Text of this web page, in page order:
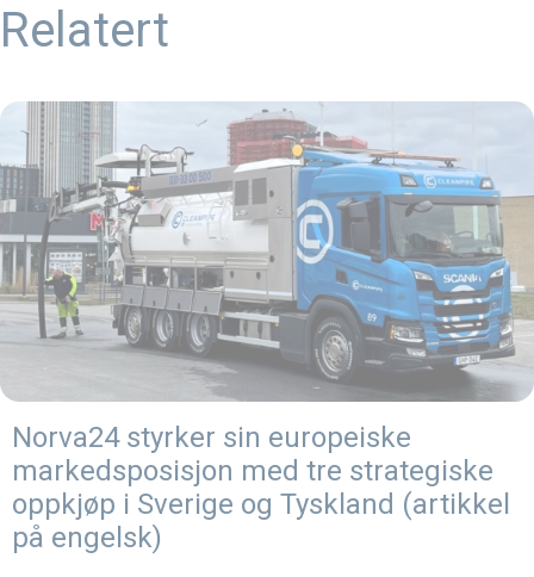
Relatert
Norva24 styrker sin europeiske
markedsposisjon med tre strategiske
oppkjøp i Sverige og Tyskland (artikkel
på engelsk)